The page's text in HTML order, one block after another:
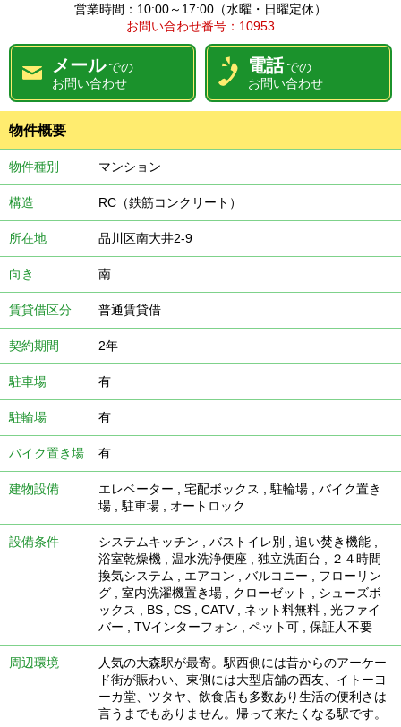
営業時間：10:00～17:00（水曜・日曜定休）
お問い合わせ番号：10953
メール での
お問い合わせ
電話 での
お問い合わせ
物件概要
物件種別 マンション
構造 RC（鉄筋コンクリート）
所在地 品川区南大井2-9
向き 南
賃貸借区分 普通賃貸借
契約期間 2年
駐車場 有
駐輪場 有
バイク置き場 有
建物設備 エレベーター 宅配ボックス 駐輪場
バイク置き
場
駐車場 オートロック
設備条件 システムキッチン バストイレ別 追い焚き機能
浴室乾燥機
温水洗浄便座 独立洗面台
２４時間
換気システム
エアコン バルコニー
フローリン
グ
室内洗濯機置き場 クローゼット
シューズボ
ックス
BS CS CATV, ネット料無料
光ファイ
バー
TVインターフォン ペット可 保証人不要
周辺環境
人気の大森駅が最寄。駅西側には昔からのアーケー
ド街が賑わい、東側には大型店舗の西友、イトーヨ
ーカ堂、ツタヤ、飲食店も多数あり生活の便利さは
言うまでもありません。帰って来たくなる駅です。